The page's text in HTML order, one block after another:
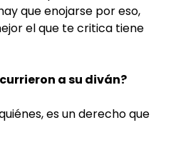
que enojarse por eso,
el que te critica tiene
a su diván?
es un derecho que